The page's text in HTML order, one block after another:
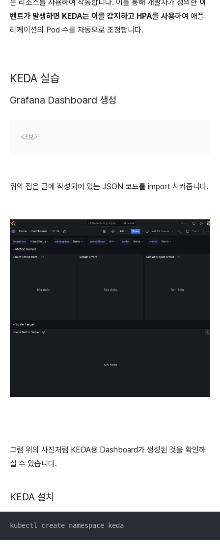
는 리소스를 사용하여 작동합니다. 이를 통해 개발자가 정의한 이
벤트가 발생하면 KEDA는 이를 감지하고 HPA를 사용하여 애플
리케이션의 Pod 수를 자동으로 조정합니다.
KEDA 실습
Grafana Dashboard 생성
더보기
위의 접은 글에 작성되어 있는 JSON 코드를 import 시켜줍니다.
그럼 위의 사진처럼 KEDA용 Dashboard가 생성된 것을 확인하
실 수 있습니다.
KEDA 설치
kubectl create namespace keda